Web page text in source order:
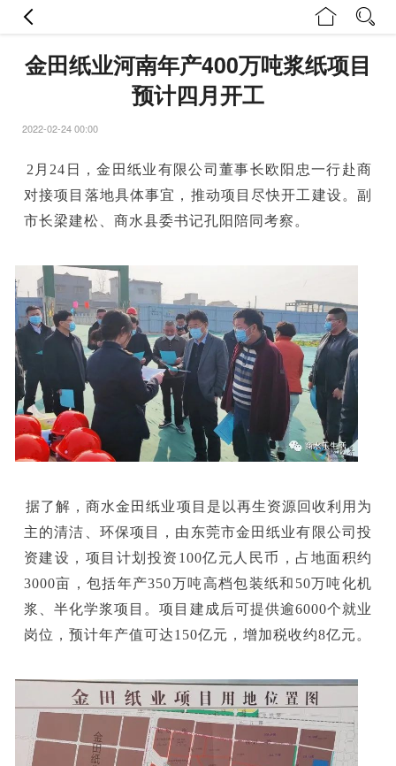
金田纸业河南年产400万吨浆纸项目
预计四月开工
2022-02-24 00:00
月24日，金田纸业有限公司董事长欧阳忠一行赴商
对接项目落地具体事宜，推动项目尽快开工建设。副
市长梁建松、商水县委书记孔阳陪同考察。
了解，商水金田纸业项目是以再生资源回收利用为
主的清洁、环保项目，由东莞市金田纸业有限公司投
资建设，项目计划投资100亿元人民币，占地面积约
3000亩，包括年产350万吨高档包装纸和50万吨化机
浆、半化学浆项目。项目建成后可提供逾6000个就业
岗位，预计年产值可达150亿元，增加税收约8亿元。